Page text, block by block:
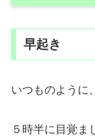
早起き
いつものように
５時半に目覚ま